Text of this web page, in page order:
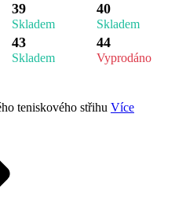
39
Skladem
40
Skladem
43
Skladem
44
Vyprodáno
teniskového střihu Více